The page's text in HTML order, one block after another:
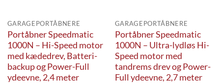
GARAGEPORTÅBNERE
Portåbner Speedmatic
1000N – Hi-Speed motor
med kædedrev, Batteri-
backup og Power-Full
ydeevne, 2,4 meter
GARAGEPORTÅBNERE
Portåbner Speedmatic
1000N – Ultra-lydløs Hi-
Speed motor med
tandrems drev og Power-
Full ydeevne, 2,7 meter